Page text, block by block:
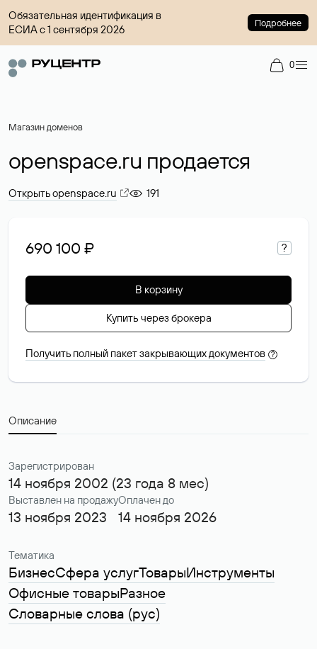
Обязательная идентификация в
ЕСИА с 1 сентября 2026
Подробнее
0
Магазин доменов
openspace.ru продается
Открыть openspace.ru 191
690 100 ₽ ?
В корзину
Купить через брокера
Получить полный пакет закрывающих документов ?
Описание
Зарегистрирован
14 ноября 2002 (23 года 8 мес)
Выставлен на продажу
13 ноября 2023
Оплачен до
14 ноября 2026
Тематика
БизнесСфера услугТоварыИнструменты
Офисные товарыРазное
Словарные слова (рус)